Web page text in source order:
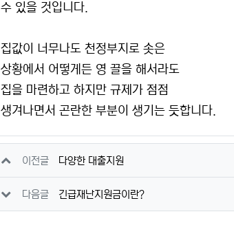
수 있을 것입니다.
집값이 너무나도 천정부지로 솟은
상황에서 어떻게든 영 끌을 해서라도
집을 마련하고 하지만 규제가 점점
생겨나면서 곤란한 부분이 생기는 듯합니다.
관련자료
이전글 다양한 대출지원
다음글 긴급재난지원금이란?